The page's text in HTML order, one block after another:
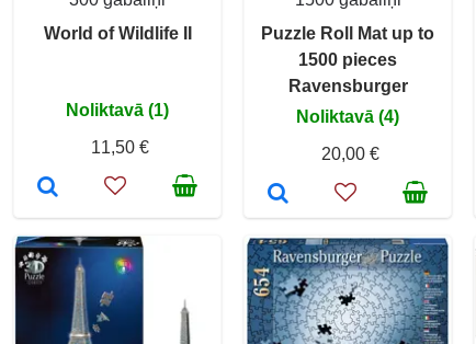
World of Wildlife II
Noliktavā (1)
11,50 €
Puzzle Roll Mat up to
1500 pieces
Ravensburger
Noliktavā (4)
20,00 €